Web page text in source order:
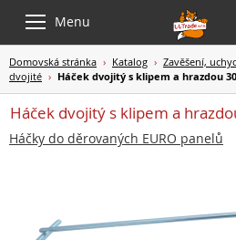
Menu
Domovská stránka › Katalog › Zavěšení,
dvojité › Háček dvojitý s klipem a hrazdou
Háček dvojitý s klipem a
Háčky do děrovaných EURO panelů